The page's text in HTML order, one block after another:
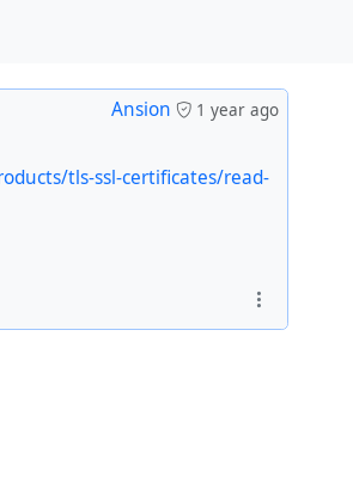
Ansion 1 year ago
tls-ssl-certificates/read-